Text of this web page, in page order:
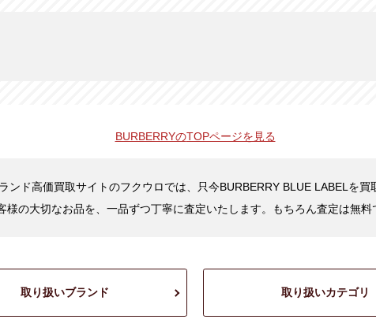
BURBERRYのTOPページを見る
ンド高価買取サイトのフクウロでは、只今BURBERRY BLUE LABELを買
様の大切なお品を、一品ずつ丁寧に査定いたします。もちろん査定は無料
取り扱いブランド 取り扱いカテゴリ